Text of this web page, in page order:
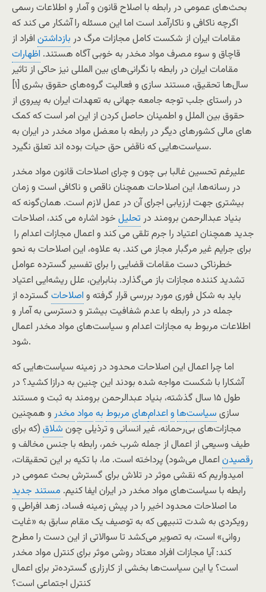
بحث‌های عمومی در رابطه با اصلاح قانون و آمار و اطلاعات رسمی
اگرچه ناکافی و ناکارآمد است اما این مسئله را آشکار می کند که
مقامات ایران از شکست کامل مجازات مرگ در بازداشتن افراد از
قاچاق و سوء مصرف مواد مخدر به خوبی آگاه هستند. اظهارات
مقامات ایران در رابطه با نگرانی‌های بین المللی نیز حاکی از تاثیر
سال‌‌ها تحقیق، مستند سازی و فعالیت گروه‌های حقوق بشری [۱]
در راستای جلب توجه جامعه جهانی به تعهدات ایران به پیروی از
حقوق بین الملل و اطمینان حاصل کردن از این امر است که کمک
های مالی کشورهای دیگر در رابطه با معضل مواد مخدر در ایران به
سیاست‌هایی که ناقض حق حیات بوده اند تعلق نگیرد.
علیرغم تحسین غالبا بی چون و چرای اصلاحات قانون مواد مخدر
در رسانه‌ها، این اصلاحات همچنان ناقص و ناکافی است و زمان
بیشتری جهت ارزیابی اجرای آن در عمل لازم است. همان‌گونه که
بنیاد عبدالرحمن برومند در تحلیل خود اشاره می کند، اصلاحات
جدید همچنان اعتیاد را جرم تلقی می کند و اعمال مجازات اعدام را
برای جرایم غیر مرگبار مجاز می کند. به علاوه، این اصلاحات به نحو
خطرناکی دست مقامات قضایی را برای تفسیر گسترده عوامل
تشدید کننده مجازات باز می‌گذارد. بنابراین، علل ریشه‌ایی اعتیاد
باید به شکل فوری مورد بررسی قرار گرفته و اصلاحات گسترده از
جمله در در رابطه با عدم شفافیت بیشتر و دسترسی به آمار و
اطلاعات مربوط به مجازات اعدام و سیاست‌های مواد مخدر اعمال
شود.
اما چرا اعمال این اصلاحات محدود در زمینه سیاست‌هایی که
آشکارا با شکست مواجه شده بودند این چنین به درازا کشید؟ در
طول ۱۵ سال گذشته، بنیاد عبدالرحمن برومند به ثبت و مستند
سازی سیاستها و اعدامهای مربوط به مواد مخدر و همچنین
مجازات‌های بی‌رحمانه، غیر انسانی و ترذیلی چون شلاق (که برای
طیف وسیعی از اعمال از جمله شرب خمر، رابطه با جنس مخالف و
رقصیدن اعمال می‌شود) پرداخته است. ما، با تکیه بر این تحقیقات،
امیدواریم که نقشی موثر در تلاش‌ برای گسترش بحث عمومی در
رابطه با سیاست‌های مواد مخدر در ایران ایفا کنیم. مستند جدید
ما اصلاحات محدود اخیر را در پیش زمینه فساد، زهد افراطی و
رویکردی به شدت تنبیهی که به توصیف یک مقام سابق به «غایت
روانی» است، به تصویر می‌کشد تا سوالاتی از این دست را مطرح
کند: آیا مجازات افراد معتاد روشی موثر برای کنترل مواد مخدر
است؟ یا این سیاست‌ها بخشی از کارزاری گسترده‌تر برای اعمال
کنترل اجتماعی است؟